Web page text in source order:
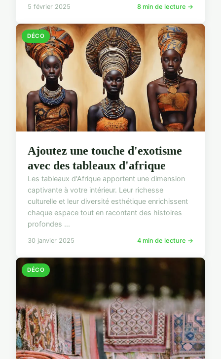
5 février 2025 8 min de lecture →
DÉCO
Ajoutez une touche d'exotisme
avec des tableaux d'afrique
Les tableaux d'Afrique apportent une dimension
captivante à votre intérieur. Leur richesse
culturelle et leur diversité esthétique enrichissent
chaque espace tout en racontant des histoires
profondes ...
30 janvier 2025 4 min de lecture →
DÉCO